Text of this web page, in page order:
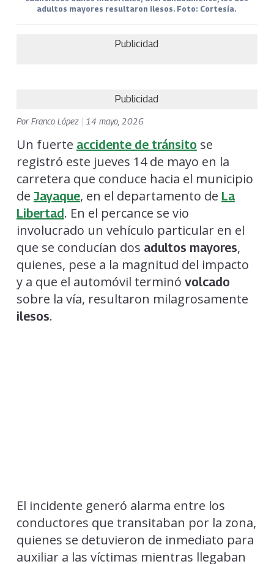
adultos mayores resultaron ilesos. Foto: Cortesía.
Publicidad
Publicidad
PorFranco López 14 mayo, 2026
Un fuerte accidente de tránsito se
registró este jueves 14 de mayo en la
carretera que conduce hacia el municipio
de Jayaque, en el departamento de La
Libertad. En el percance se vio
involucrado un vehículo particular en el
que se conducían dos adultos mayores,
quienes, pese a la magnitud del impacto
y a que el automóvil terminó volcado
sobre la vía, resultaron milagrosamente
ilesos.
El incidente generó alarma entre los
conductores que transitaban por la zona,
quienes se detuvieron de inmediato para
auxiliar a las víctimas mientras llegaban